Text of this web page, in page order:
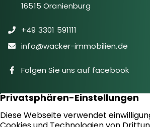
16515 Oranienburg
+49 3301 591111
info@wacker-immobilien.de
Folgen Sie uns auf facebook
Immobilien
Downloads
Diensteistungen
Aktuelles